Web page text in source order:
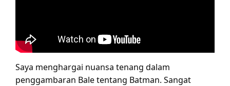
Saya menghargai nuansa tenang dalam
penggambaran Bale tentang Batman. Sangat